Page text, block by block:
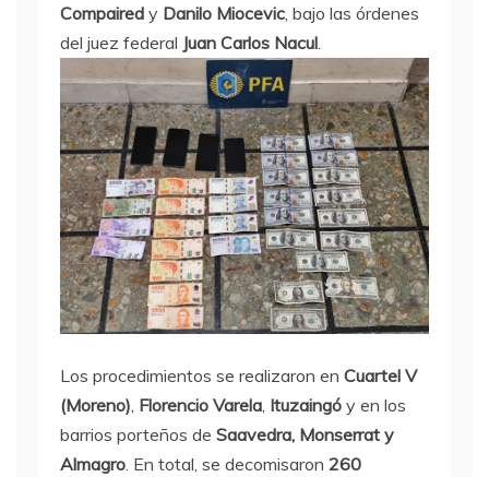
Compaired y Danilo Miocevic , bajo las órdenes
del juez federal Juan Carlos Nacul
Los procedimientos se realizaron en Cuartel V
(Moreno), Florencio Varela, Ituzaingó y en los
barrios porteños de Saavedra, Monserrat y
Almagro. En total, se decomisaron 260